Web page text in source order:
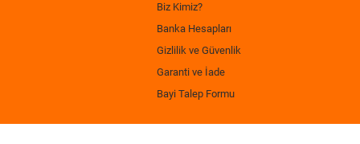
Biz Kimiz?
Banka Hesapları
Gizlilik ve Güvenlik
Garanti ve İade
Bayi Talep Formu